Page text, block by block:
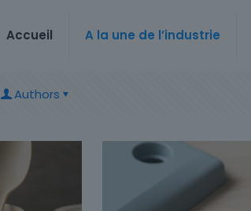
Accueil A la une de l’industrie
Authors